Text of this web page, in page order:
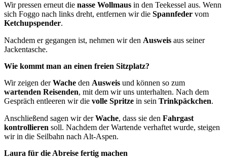
Wir pressen erneut die nasse Wollmaus in den Teekessel aus. Wenn
sich Foggo nach links dreht, entfernen wir die Spannfeder vom
Ketchupspender.
Nachdem er gegangen ist, nehmen wir den Ausweis aus seiner
Jackentasche.
Wie kommt man an einen freien Sitzplatz?
Wir zeigen derWache den Ausweis und können so zum
wartenden Reisenden, mit dem wir uns unterhalten. Nach dem
Gespräch entleeren wir die volle Spritze in sein Trinkpäckchen.
Anschließend sagen wir derWache, dass sie den Fahrgast
kontrollieren soll. Nachdem der Wartende verhaftet wurde, steigen
wir in die Seilbahn nach Alt-Aspen.
Laura für die Abreise fertig machen